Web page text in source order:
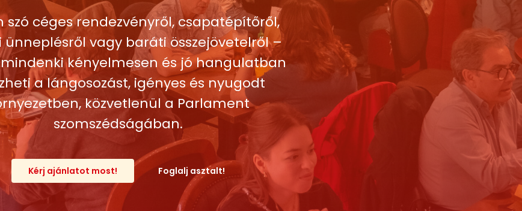
szó céges rendezvényről, csapatépítőről,
ünneplésről vagy baráti összejövetelről –
kényelmesen és jó hangulatban
a lángosozást, igényes és nyugodt
közvetlenül a Parlament
szomszédságában.
Kérj ajánlatot most! Foglalj asztalt!